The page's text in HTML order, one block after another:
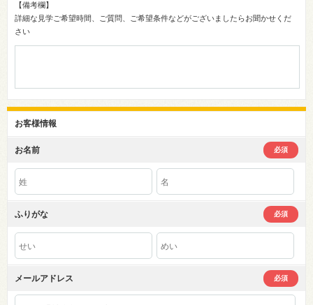
【備考欄】
詳細な見学ご希望時間、ご質問、ご希望条件などがございましたらお聞かせくだ
さい
お客様情報
お名前 必須
ふりがな 必須
メールアドレス 必須